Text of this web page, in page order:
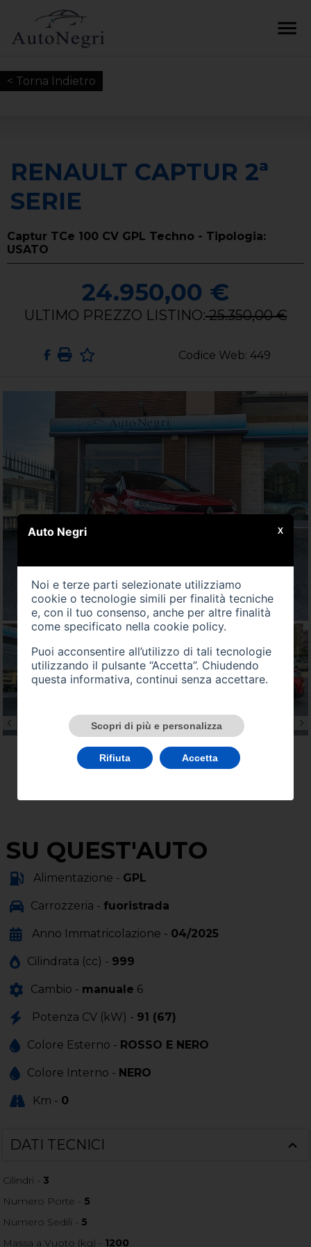
< Torna Indietro
Codice Web: 449
RENAULT CAPTUR 2ª
SERIE
Captur TCe 100 CV GPL Techno - Tipologia:
USATO
24.950,00 €
ULTIMO PREZZO LISTINO:25.350,00 €
SU QUEST'AUTO
Alimentazione - GPL
Carrozzeria -fuoristrada
Anno Immatricolazione - 04/2025
Cilindrata (cc) - 999
Cambio - manuale 6
Potenza CV (kW) - 91 (67)
Colore Esterno - ROSSO E NERO
Colore Interno - NERO
Km - 0
DATI TECNICI
Cilindri - 3
Numero Porte - 5
Numero Sedili - 5
Massa a Vuoto (kg) - 1200
Auto Negri
Noi e terze parti selezionate utilizziamo
cookie o tecnologie simili per finalità tecniche
e, con il tuo consenso, anche per altre finalità
come specificato nella cookie policy.
Puoi acconsentire all’utilizzo di tali tecnologie
utilizzando il pulsante “Accetta”. Chiudendo
questa informativa, continui senza accettare.
Scopri di più e personalizza
Rifiuta Accetta
X